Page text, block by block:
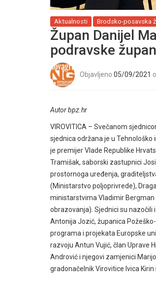
Aktualnosti Brodsko-posavska
Župan Danijel
podravske
Objavljeno 05/09/2021
Autor bpz.hr
VIROVITICA – Svečanom
sjednica održana je u Tehnološko
je premijer Vlade Republike
Tramišak, saborski zastupnici
prostornoga uređenja,
(Ministarstvo poljoprivrede),
ministarstvima Vladimir
obrazovanja). Sjednici su nazočili
Antonija Jozić, županica
programa i projekata Europske
razvoju Antun Vujić, član Uprave
Andrović i njegovi zamjenici
gradonačelnik Virovitice Ivica Kirin